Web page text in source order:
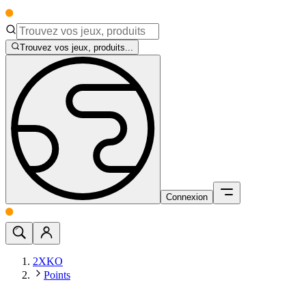
Trouvez vos jeux, produits...
Connexion
2XKO
Points